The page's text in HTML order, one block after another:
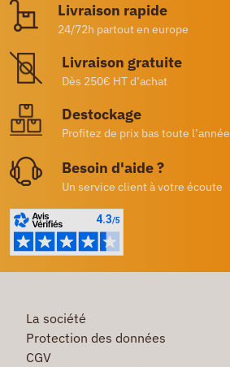
Livraison rapide
24/72h partout en europe
Livraison gratuite
Dès 250€ HT d’achat
Destockage
Profitez de prix bas toute l’année
Besoin d'aide ?
Un service client à votre écoute
La société
Protection des données
CGV